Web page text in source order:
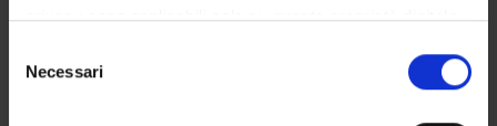
privacy sono applicabili solo su questa proprietà digitale
modificare o revocare il proprio consenso in qualsiasi
momento dalla Dichiarazione sui cookie o facendo clic
delNecessari
SERVIZI DI SEGRETERIA STUDENTI
STRUTTURE DEL DIPARTIMENTO